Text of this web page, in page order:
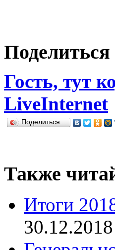
Гость, тут
LiveInternet
Поделиться…
Также
Итоги
30.12.2018